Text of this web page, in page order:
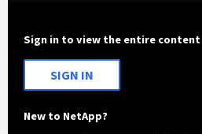
Sign in to view the entire
SIGN IN
New to NetApp?